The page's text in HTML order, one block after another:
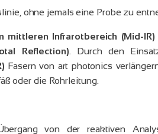
ohne jemals eine Probe zu
mittleren Infrarotbereich (Mid-IR)
Reflection). Durch den
Fasern von art photonics
oder die Rohrleitung.
von der reaktiven